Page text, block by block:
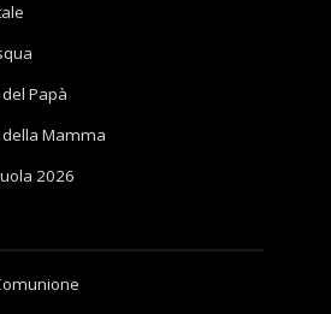
Papà
Mamma
2026